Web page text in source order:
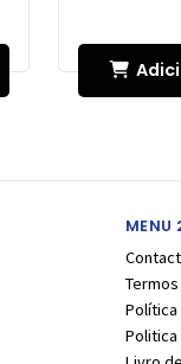
MENU